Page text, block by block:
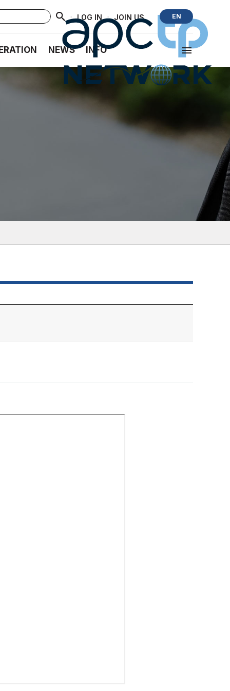
· LOG IN · JOIN US EN
NEWS INFO